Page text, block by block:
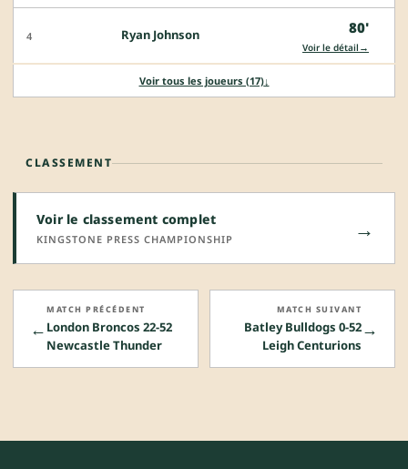
4 Ryan Johnson 80'
Voir le détail →
Voir tous les joueurs (17)↓
CLASSEMENT
Voir le classement complet
KINGSTONE PRESS CHAMPIONSHIP →
←
MATCH PRÉCÉDENT
London Broncos 22-52
Newcastle Thunder
→
MATCH SUIVANT
Batley Bulldogs 0-52
Leigh Centurions